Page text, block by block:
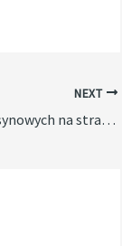
NEXT
Wpływ bonusów kasynowych na strategie graczy w erze kryptowalut